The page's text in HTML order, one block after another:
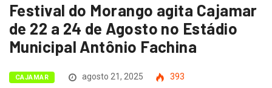
Festival do Morango agita Cajamar
de 22 a 24 de Agosto no Estádio
Municipal Antônio Fachina
CAJAMAR agosto 21, 2025 393